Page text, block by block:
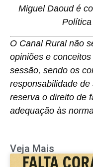
Miguel Daoudé
O Canal Ruralnão
opiniões e
sessão, sendo os
responsabilidade
reserva o direito de
adequação às
Veja Mais